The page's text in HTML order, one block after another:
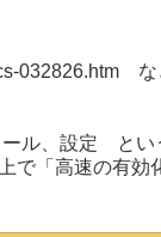
032826.htm
ール、設定 とい
で「高速の有効